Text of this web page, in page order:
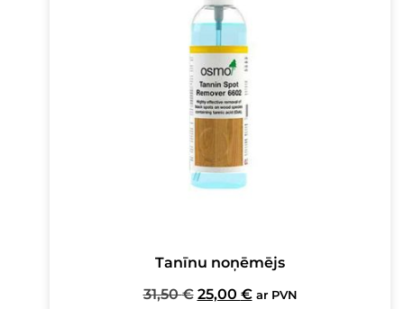
Tanīnu noņēmējs
31,50€ Original
25,00 €Current
ar PVN